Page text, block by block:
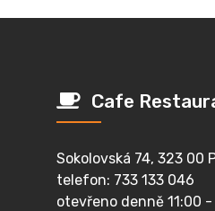
Cafe
Sokolovská 74, 323 00
telefon: 733 133 046
otevřeno denně 11:00